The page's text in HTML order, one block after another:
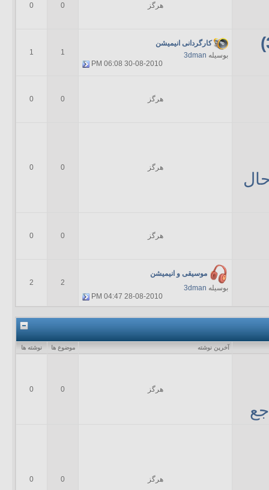
هرگز 0
0
کارگردانی انیمیشن
بوسیله 3dman
30-08-2010
06:08 PM
1
1
هرگز 0
0
هرگز 0
0
هرگز 0
0
موسیقی و انیمیشن
بوسیله 3dman
28-08-2010
04:47 PM
2
2
آخرين نوشته موضوع ها نوشته ها
هرگز 0
0
هرگز 0
0